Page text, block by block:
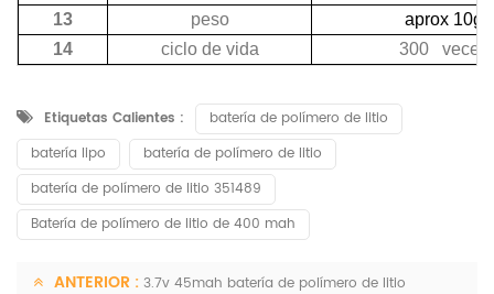
13 peso
aprox 10g
14
ciclo de vida 300 veces
Etiquetas Calientes :
batería de polímero de litio
batería lipo
batería de polímero de litio
batería de polímero de litio 351489
Batería de polímero de litio de 400 mah
ANTERIOR : 3.7v 45mah batería de polímero de litio